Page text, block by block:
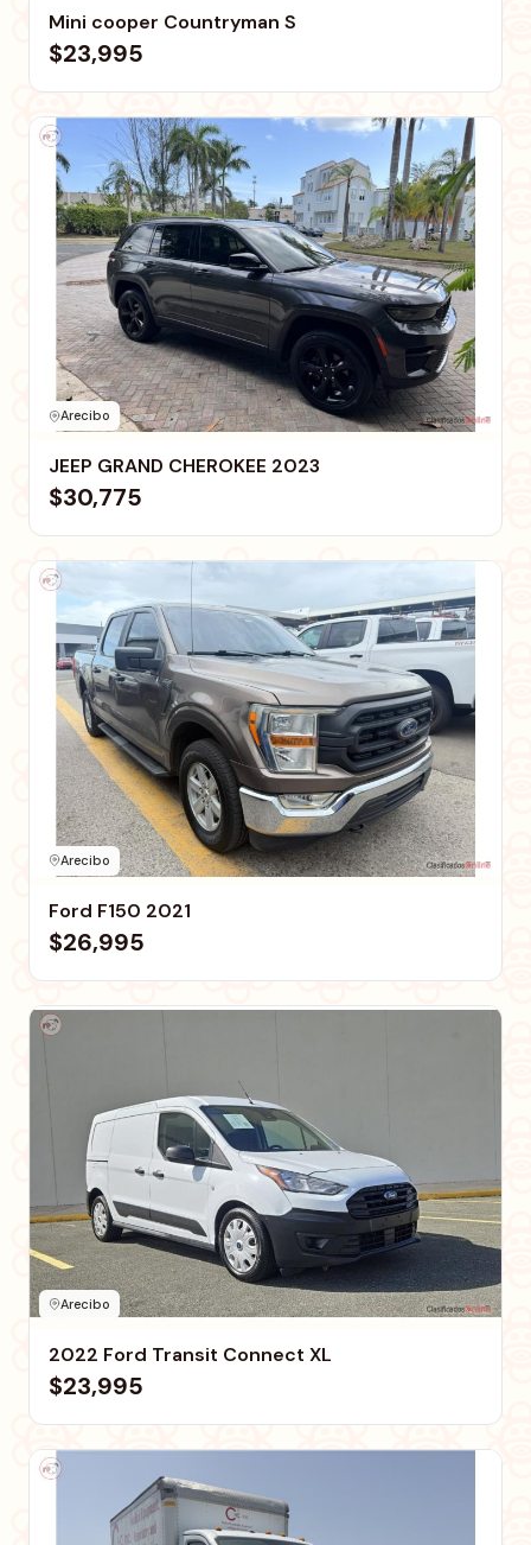
Mini cooper Countryman S
$23,995
Arecibo
JEEP GRAND CHEROKEE 2023
$30,775
Arecibo
Ford F150 2021
$26,995
Arecibo
2022 Ford Transit Connect XL
$23,995